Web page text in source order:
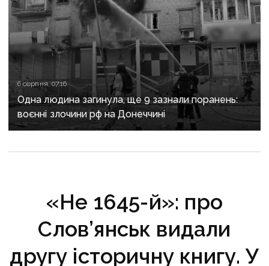
6 серпня, 07:16
Одна людина загинула, ще 9 зазнали поранень:
воєнні злочини рф на Донеччині
«Не 1645-й»: про
Слов’янськ видали
другу історичну книгу. У